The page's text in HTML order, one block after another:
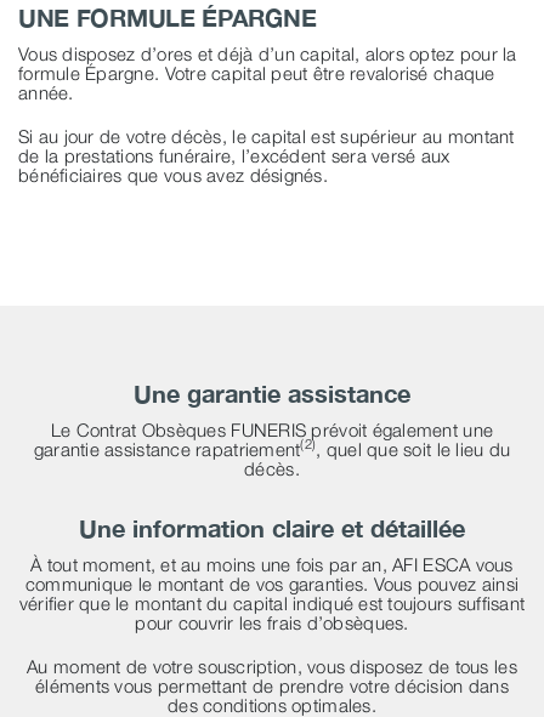
UNE FORMULE ÉPARGNE
Vous disposez d’ores et déjà d’un capital, alors optez pour la
formule Épargne. Votre capital peut être revalorisé chaque
année.
Si au jour de votre décès, le capital est supérieur au montant
de la prestations funéraire, l’excédent sera versé aux
bénéficiaires que vous avez désignés.
Une garantie assistance
Le Contrat Obsèques FUNERIS prévoit également une
garantie assistance rapatriement(2)
, quel que soit le lieu du
décès.
Une information claire et détaillée
À tout moment, et au moins une fois par an, AFI ESCA vous
communique le montant de vos garanties. Vous pouvez ainsi
vérifier que le montant du capital indiqué est toujours suffisant
pour couvrir les frais d’obsèques.
Au moment de votre souscription, vous disposez de tous les
éléments vous permettant de prendre votre décision dans
des conditions optimales.